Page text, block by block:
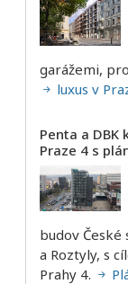
garážemi,
luxus v
Penta a DBK
Praze 4 s
budov
a Roztyly, s
Prahy 4.